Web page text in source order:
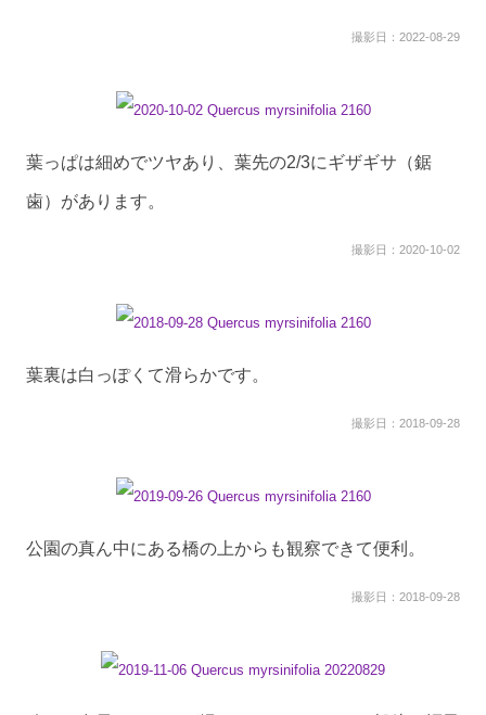
撮影日：2022-08-29
葉っぱは細めでツヤあり、葉先の2/3にギザギサ（鋸
歯）があります。
撮影日：2020-10-02
葉裏は白っぽくて滑らかです。
撮影日：2018-09-28
公園の真ん中にある橋の上からも観察できて便利。
撮影日：2018-09-28